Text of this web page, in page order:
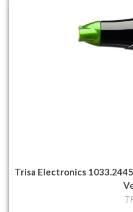
Trisa Electronics